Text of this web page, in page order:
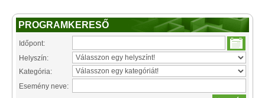
PROGRAMKERESŐ
Időpont:
Helyszín:
Kategória:
Esemény neve: